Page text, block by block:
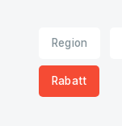
Region
Rabatt